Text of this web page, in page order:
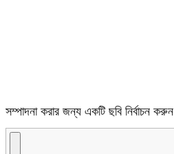
সম্পাদনা করার জন্য একটি ছবি নির্বাচন করুন